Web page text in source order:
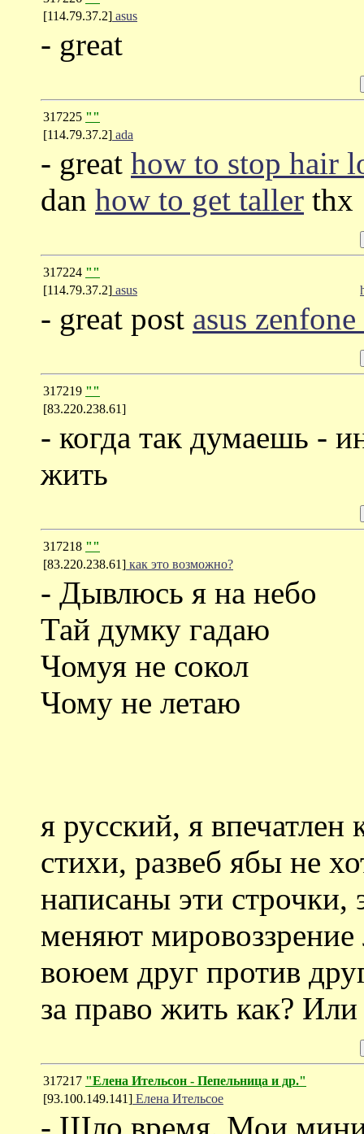
[114.79.37.2] asus
- great
317225 ""
[114.79.37.2] ada
- great how to stop hair
dan how to get taller thx
317224 ""
[114.79.37.2] asus
- great post asus
317219 ""
[83.220.238.61]
- когда так думаешь -
жить
317218 ""
[83.220.238.61] как это возможно?
- Дывлюсь я на небо
Тай думку гадаю
Чомуя не сокол
Чому не летаю
я русский, я впечатлен
стихи, развеб ябы не
написаны эти
меняют
воюем друг против
за право жить как? Или
317217 "Елена Ительсон - Пепельница и др."
[93.100.149.141] Елена Ительсое